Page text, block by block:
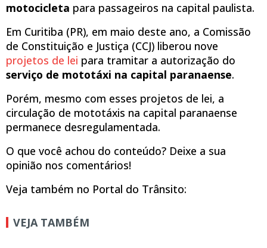
motocicleta para passageiros na capital paulista.
Em Curitiba (PR), em maio deste ano, a Comissão
de Constituição e Justiça (CCJ) liberou nove
projetos de lei para tramitar a autorização do
serviço de mototáxi na capital paranaense.
Porém, mesmo com esses projetos de lei, a
circulação de mototáxis na capital paranaense
permanece desregulamentada.
O que você achou do conteúdo? Deixe a sua
opinião nos comentários!
Veja também no Portal do Trânsito:
VEJA TAMBÉM